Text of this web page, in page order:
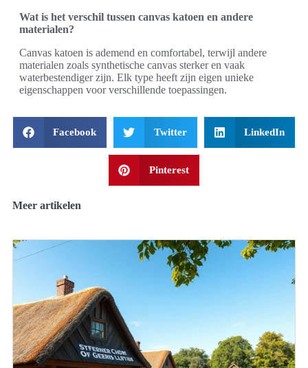
Wat is het verschil tussen canvas katoen en andere
materialen?
Canvas katoen is ademend en comfortabel, terwijl andere
materialen zoals synthetische canvas sterker en vaak
waterbestendiger zijn. Elk type heeft zijn eigen unieke
eigenschappen voor verschillende toepassingen.
Facebook Twitter LinkedIn
Pinterest
Meer artikelen